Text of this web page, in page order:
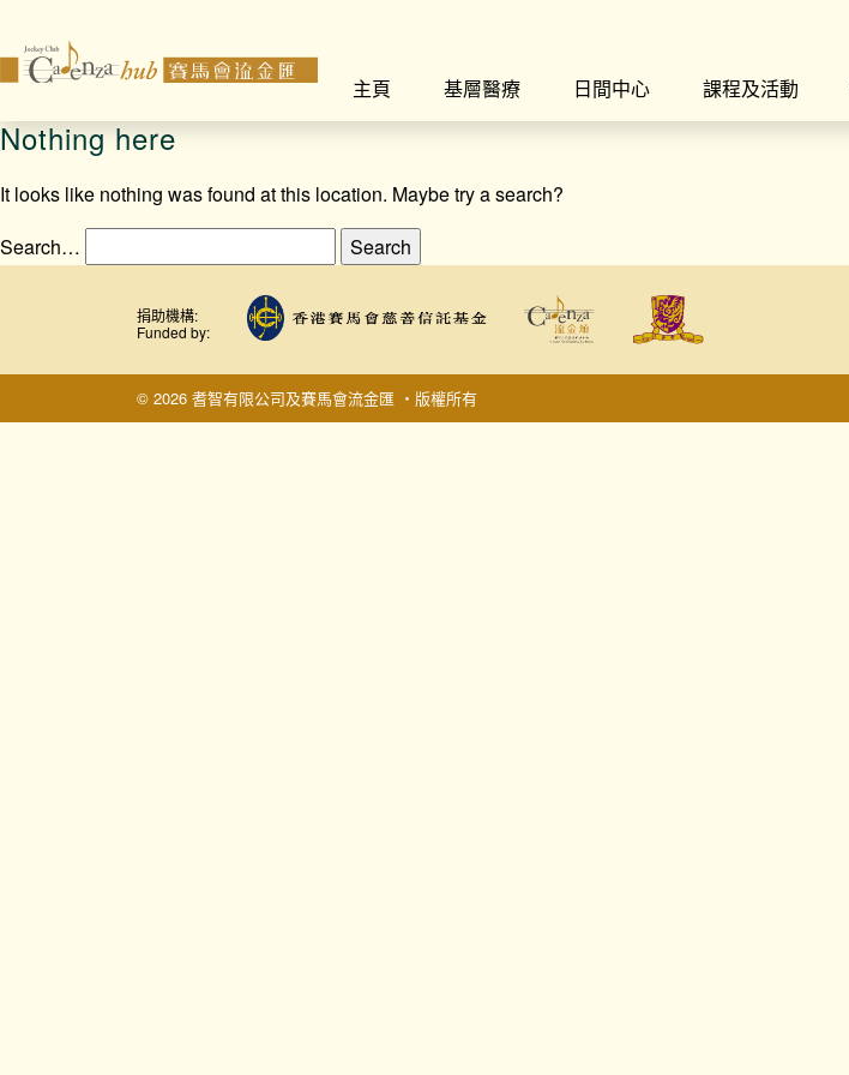
主頁
基層醫療 日間中心 課程及活動
Nothing here
It looks like nothing was found at this location. Maybe try a search?
Search…
捐助機構:
Funded by:
© 2026 耆智有限公司及賽馬會流金匯 ‧版權所有